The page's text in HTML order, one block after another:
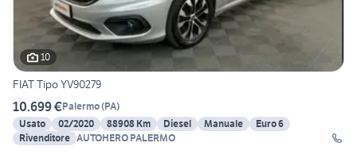
10
FIAT Tipo YV90279
10.699 €Palermo(PA)
Usato
02/2020 88908 Km Diesel Manuale
Euro 6
Rivenditore AUTOHERO PALERMO